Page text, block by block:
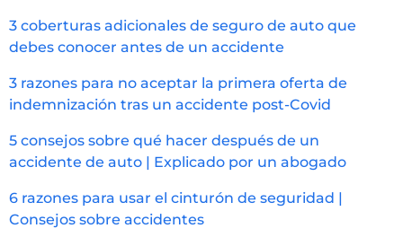
3 coberturas adicionales de seguro de auto que
debes conocer antes de un accidente
3 razones para no aceptar la primera oferta de
indemnización tras un accidente post-Covid
5 consejos sobre qué hacer después de un
accidente de auto | Explicado por un abogado
6 razones para usar el cinturón de seguridad |
Consejos sobre accidentes